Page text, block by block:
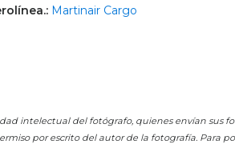
Martinair Cargo
intelectual del fotógrafo, quienes envían sus
por escrito del autor de la fotografía. Para